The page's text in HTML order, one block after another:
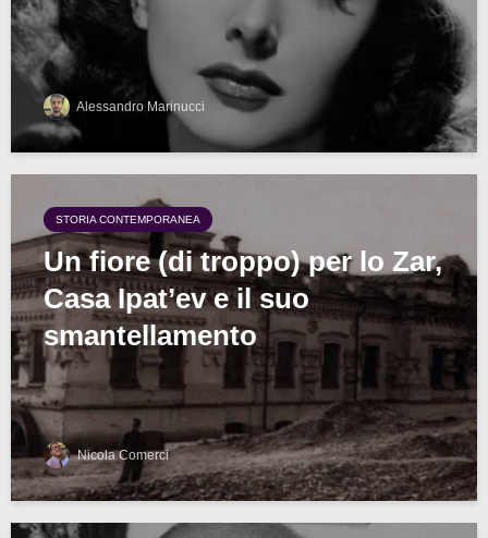
Alessandro Marinucci
STORIA CONTEMPORANEA
Un fiore (di troppo) per lo Zar,
Casa Ipat’ev e il suo
smantellamento
Nicola Comerci